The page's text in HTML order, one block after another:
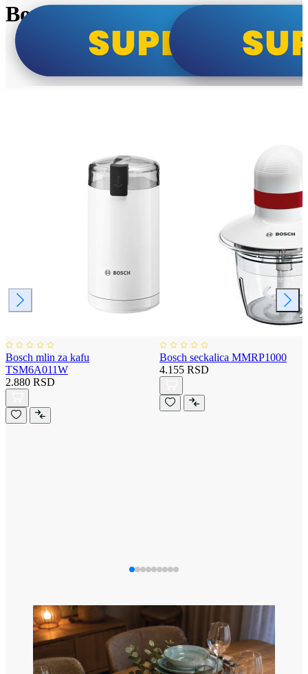
Bosch super cene
Bosch mlin za kafu
TSM6A011W
2.880 RSD
Bosch seckalica MMRP1000
4.155 RSD